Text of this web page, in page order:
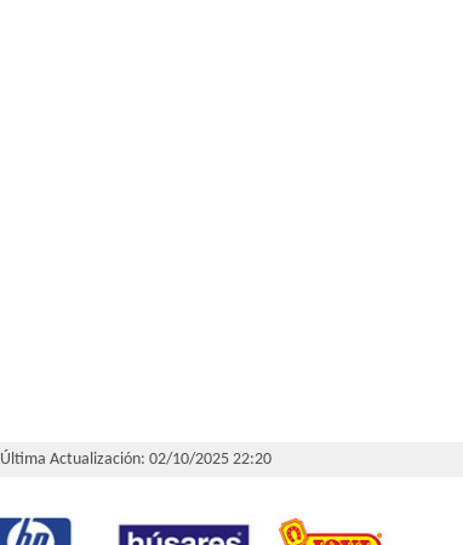
Última Actualización: 02/10/2025 22:20